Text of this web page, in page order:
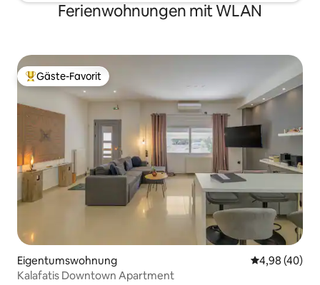
Ferienwohnungen mit WLAN
Beliebter Gäste-Favorit.
Gäste-Favorit
Eigentumswohnung
4,98 (40)
Kalafatis Downtown Apartment